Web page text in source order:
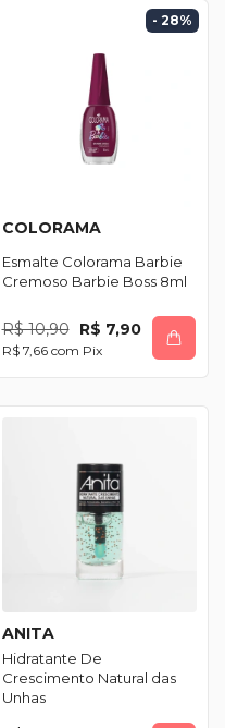
- 28%
COLORAMA
Esmalte Colorama Barbie
Cremoso Barbie Boss 8ml
R$ 10,90 R$ 7,90
R$ 7,66 com Pix
ANITA
Hidratante De
Crescimento Natural das
Unhas